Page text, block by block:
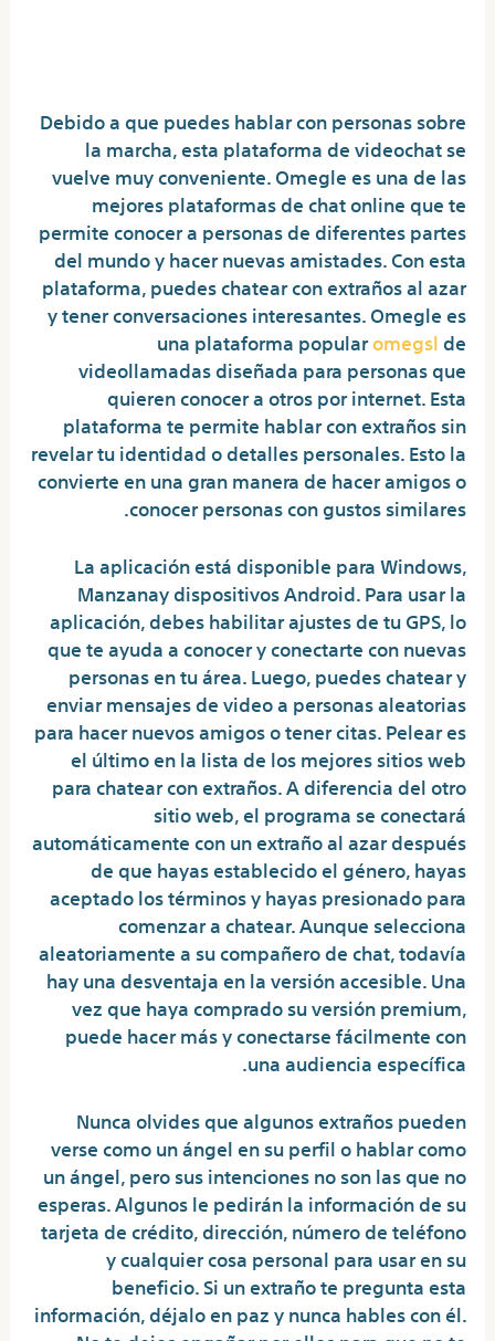
Debido a que puedes hablar con personas sobre
la marcha, esta plataforma de videochat se
vuelve muy conveniente. Omegle es una de las
mejores plataformas de chat online que te
permite conocer a personas de diferentes partes
del mundo y hacer nuevas amistades. Con esta
plataforma, puedes chatear con extraños al azar
y tener conversaciones interesantes. Omegle es
una plataforma popularomegslde
videollamadas diseñada para personas que
quieren conocer a otros por internet. Esta
plataforma te permite hablar con extraños sin
revelar tu identidad o detalles personales. Esto la
convierte en una gran manera de hacer amigos o
conocer personas con gustos similares.
La aplicación está disponible para Windows,
Manzanay dispositivos Android. Para usar la
aplicación, debes habilitar ajustes de tu GPS, lo
que te ayuda a conocer y conectarte con nuevas
personas en tu área. Luego, puedes chatear y
enviar mensajes de video a personas aleatorias
para hacer nuevos amigos o tener citas. Pelear es
el último en la lista de los mejores sitios web
para chatear con extraños. A diferencia del otro
sitio web, el programa se conectará
automáticamente con un extraño al azar después
de que hayas establecido el género, hayas
aceptado los términos y hayas presionado para
comenzar a chatear. Aunque selecciona
aleatoriamente a su compañero de chat, todavía
hay una desventaja en la versión accesible. Una
vez que haya comprado su versión premium,
puede hacer más y conectarse fácilmente con
una audiencia específica.
Nunca olvides que algunos extraños pueden
verse como un ángel en su perfil o hablar como
un ángel, pero sus intenciones no son las que no
esperas. Algunos le pedirán la información de su
tarjeta de crédito, dirección, número de teléfono
y cualquier cosa personal para usar en su
beneficio. Si un extraño te pregunta esta
información, déjalo en paz y nunca hables con él.